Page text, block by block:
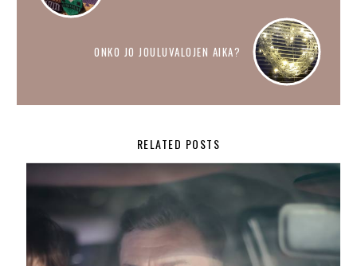
ONKO JO JOULUVALOJEN AIKA?
RELATED POSTS